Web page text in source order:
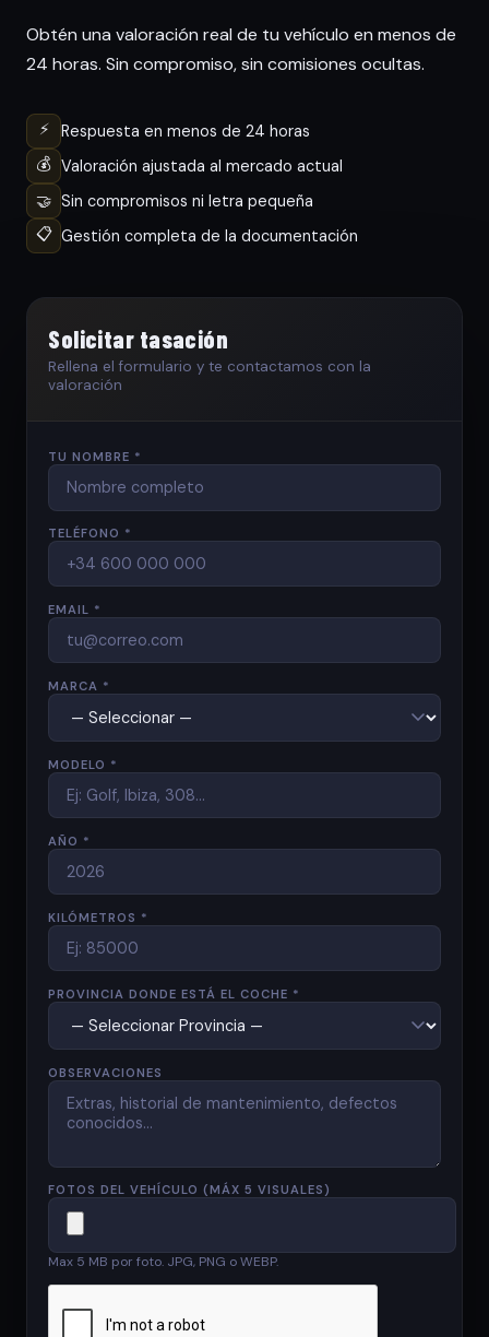
Obtén una valoración real de tu vehículo en menos de
24 horas. Sin compromiso, sin comisiones ocultas.
⚡
Respuesta en menos de 24 horas
💰 Valoración ajustada al mercado actual
🤝 Sin compromisos ni letra pequeña
📋 Gestión completa de la documentación
Solicitar tasación
Rellena el formulario y te contactamos con la
valoración
TU NOMBRE *
TELÉFONO *
EMAIL *
MARCA *
MODELO *
AÑO *
KILÓMETROS *
PROVINCIA DONDE ESTÁ EL COCHE *
OBSERVACIONES
FOTOS DEL VEHÍCULO (MÁX 5 VISUALES)
Max 5 MB por foto. JPG, PNG o WEBP.